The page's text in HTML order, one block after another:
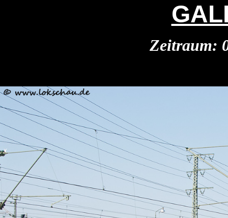
Zeitraum: